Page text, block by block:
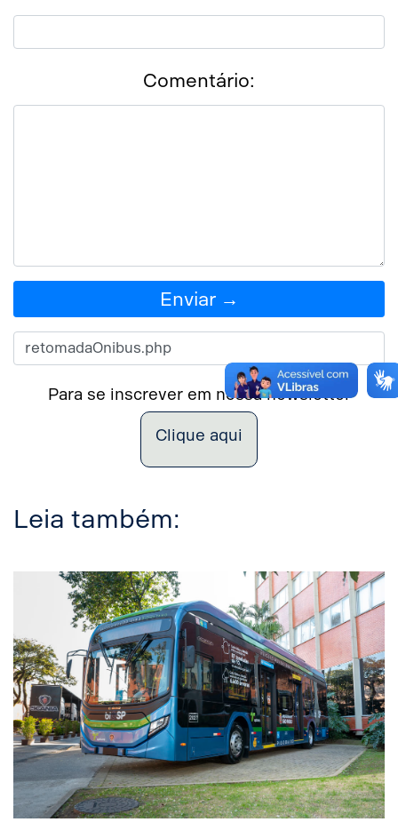
Comentário:
Enviar →
Para se inscrever em nossa newsletter
Clique aqui
Leia também: